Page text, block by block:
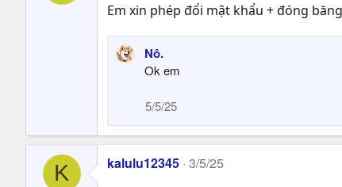
Em xin phép đổi mật khẩu + đóng
Nô.
Ok em
5/5/25
K kalulu12345 3/5/25